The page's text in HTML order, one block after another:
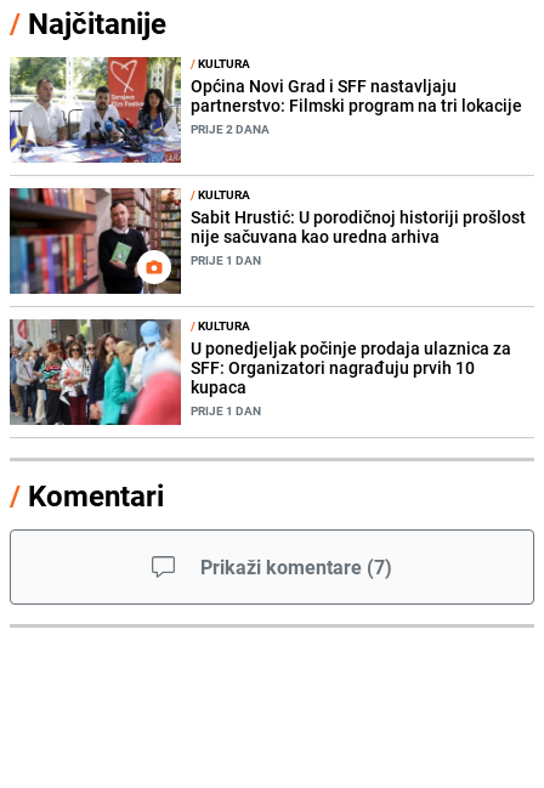
/ Najčitanije
/KULTURA
Općina Novi Grad i SFF nastavljaju
partnerstvo: Filmski program na tri lokacije
PRIJE 2 DANA
/KULTURA
Sabit Hrustić: U porodičnoj historiji prošlost
nije sačuvana kao uredna arhiva
PRIJE 1 DAN
/KULTURA
U ponedjeljak počinje prodaja ulaznica za
SFF: Organizatori nagrađuju prvih 10
kupaca
PRIJE 1 DAN
/ Komentari
Prikaži komentare (7)